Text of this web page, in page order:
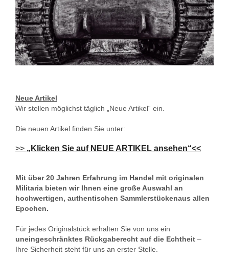
Neue Artikel
Wir stellen möglichst täglich „Neue Artikel“ ein.
Die neuen Artikel finden Sie unter:
>> „Klicken Sie auf NEUE ARTIKEL ansehen“<<
Mit über 20 Jahren Erfahrung im Handel mit originalen
Militaria bieten wir Ihnen eine große Auswahl an
hochwertigen, authentischen Sammlerstückenaus allen
Epochen.
Für jedes Originalstück erhalten Sie von uns ein
uneingeschränktes Rückgaberecht auf die Echtheit –
Ihre Sicherheit steht für uns an erster Stelle.